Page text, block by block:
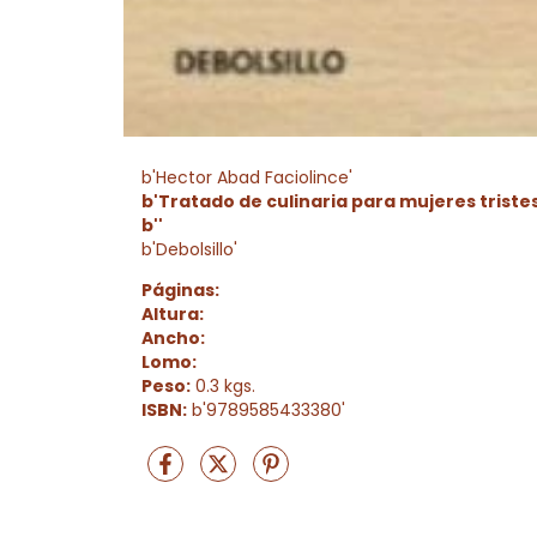
b'Hector Abad Faciolince'
b'Tratado de culinaria para mujeres
b''
b'Debolsillo'
Páginas:
Altura:
Ancho:
Lomo:
Peso: 0.3 kgs.
ISBN: b'9789585433380'